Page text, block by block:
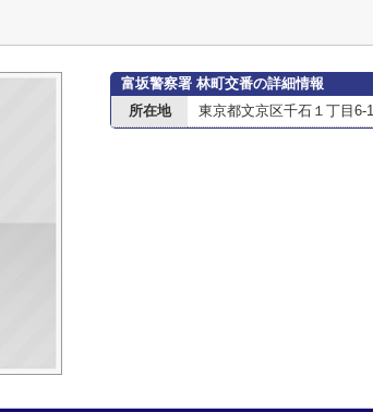
富坂警察署 林町交番の詳細情報
所在地
東京都文京区千石１丁目6-